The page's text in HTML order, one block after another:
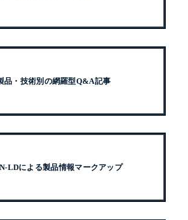
品・技術別の網羅型Q&A記事
LDによる製品情報マークアップ